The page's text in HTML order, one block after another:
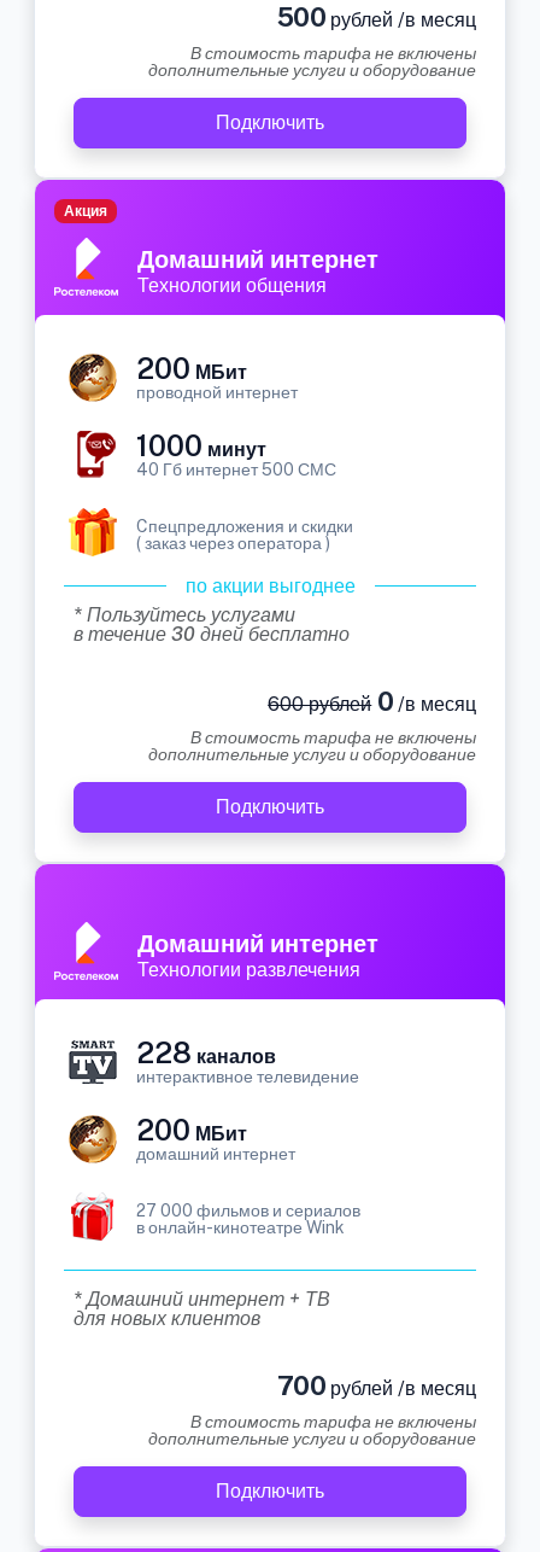
500 рублей /в месяц
В стоимость тарифа не включены
дополнительные услуги и оборудование
Подключить
Домашний интернет
Технологии общения
Акция
200 МБит
проводной интернет
1000 минут
40 Гб интернет 500 СМС
Cпецпредложения и скидки
( заказ через оператора )
по акции выгоднее
* Пользуйтесь услугами
в течение 30 дней бесплатно
600 рублей0 /в месяц
В стоимость тарифа не включены
дополнительные услуги и оборудование
Подключить
Домашний интернет
Технологии развлечения
228 каналов
интерактивное телевидение
200 МБит
домашний интернет
27 000 фильмов и сериалов
в онлайн-кинотеатре Wink
* Домашний интернет + ТВ
для новых клиентов
700 рублей /в месяц
В стоимость тарифа не включены
дополнительные услуги и оборудование
Подключить